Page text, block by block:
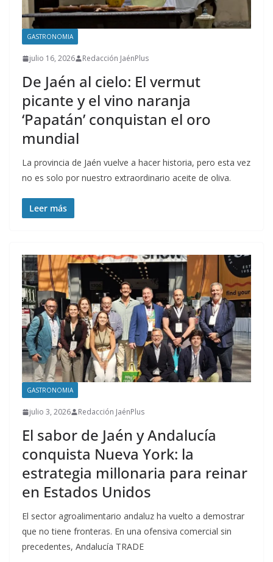
GASTRONOMIA
julio 16, 2026 Redacción JaénPlus
De Jaén al cielo: El vermut
picante y el vino naranja
‘Papatán’ conquistan el oro
mundial
La provincia de Jaén vuelve a hacer historia, pero esta vez
no es solo por nuestro extraordinario aceite de oliva.
Leer más
GASTRONOMIA
julio 3, 2026 Redacción JaénPlus
El sabor de Jaén y Andalucía
conquista Nueva York: la
estrategia millonaria para reinar
en Estados Unidos
El sector agroalimentario andaluz ha vuelto a demostrar
que no tiene fronteras. En una ofensiva comercial sin
precedentes, Andalucía TRADE